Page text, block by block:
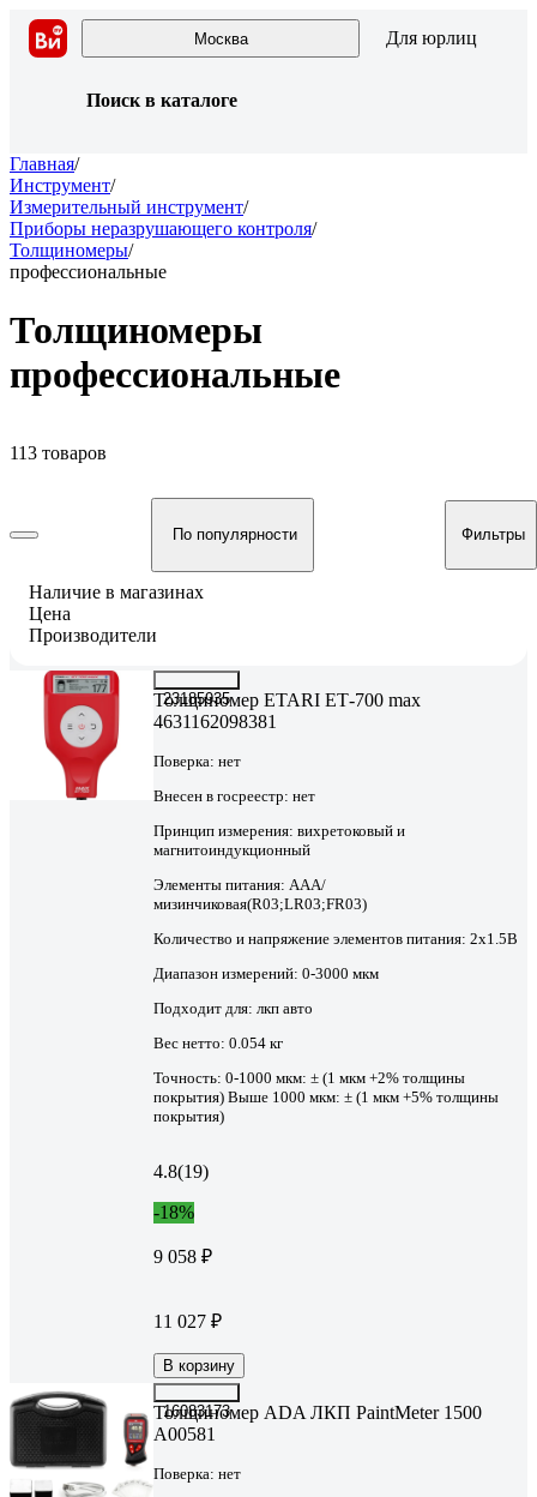
Москва Для юрлиц
Поиск в каталоге
Главная/
Инструмент/
Измерительный инструмент/
Приборы неразрушающего контроля/
Толщиномеры/
профессиональные
Толщиномеры
профессиональные
113 товаров
По популярности Фильтры
Наличие в магазинах
Цена
Производители
23185935
Толщиномер ETARI ЕТ-700 max
4631162098381
Поверка: нет
Внесен в госреестр: нет
Принцип измерения: вихретоковый и
магнитоиндукционный
Элементы питания: AAA/
мизинчиковая(R03;LR03;FR03)
Количество и напряжение элементов питания: 2х1.5B
Диапазон измерений: 0-3000 мкм
Подходит для: лкп авто
Вес нетто: 0.054 кг
Точность: 0-1000 мкм: ± (1 мкм +2% толщины
покрытия) Выше 1000 мкм: ± (1 мкм +5% толщины
покрытия)
4.8(19)
-18%
9 058 ₽
11 027 ₽
В корзину
16083173
Толщиномер ADA ЛКП PaintMeter 1500
А00581
Поверка: нет